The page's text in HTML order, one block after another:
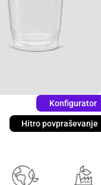
Konfigurator
Hitro povpraševanje